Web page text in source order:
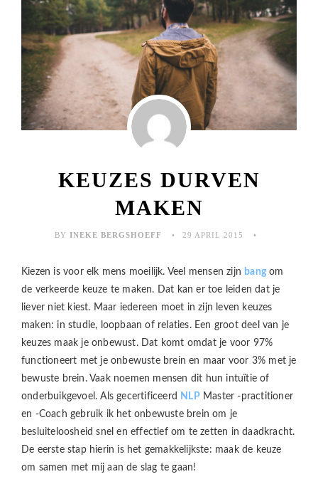
KEUZES DURVEN
MAKEN
BY INEKE BERGSHOEFF 29 APRIL 2015
Kiezen is voor elk mens moeilijk. Veel mensen zijn bang om
de verkeerde keuze te maken. Dat kan er toe leiden dat je
liever niet kiest. Maar iedereen moet in zijn leven keuzes
maken: in studie, loopbaan of relaties. Een groot deel van je
keuzes maak je onbewust. Dat komt omdat je voor 97%
functioneert met je onbewuste brein en maar voor 3% met je
bewuste brein. Vaak noemen mensen dit hun intuïtie of
onderbuikgevoel. Als gecertificeerd NLPMaster -practitioner
en -Coach gebruik ik het onbewuste brein om je
besluiteloosheid snel en effectief om te zetten in daadkracht.
De eerste stap hierin is het gemakkelijkste: maak de keuze
om samen met mij aan de slag te gaan!